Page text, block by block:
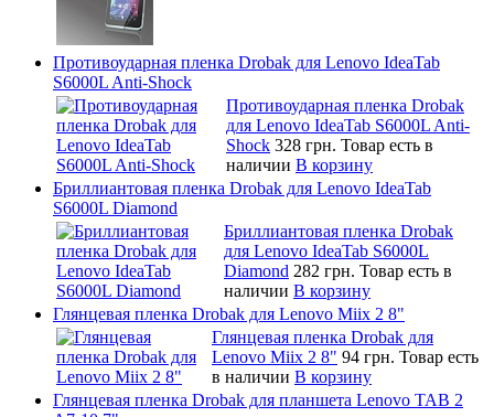
Противоударная пленка Drobak для Lenovo IdeaTab
S6000L Anti-Shock
Противоударная пленка Drobak
для Lenovo IdeaTab S6000L Anti-
Shock 328 грн. Товар есть в
наличии В корзину
Бриллиантовая пленка Drobak для Lenovo IdeaTab
S6000L Diamond
Бриллиантовая пленка Drobak
для Lenovo IdeaTab S6000L
Diamond 282 грн. Товар есть в
наличии В корзину
Глянцевая пленка Drobak для Lenovo Miix 2 8"
Глянцевая пленка Drobak для
Lenovo Miix 2 8" 94 грн. Товар есть
в наличии В корзину
Глянцевая пленка Drobak для планшета Lenovo TAB 2